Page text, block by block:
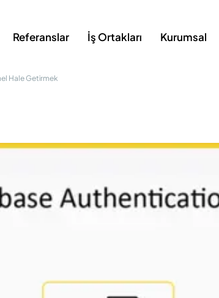
Referanslar İş Ortakları Kurumsal
Hale Getirmek